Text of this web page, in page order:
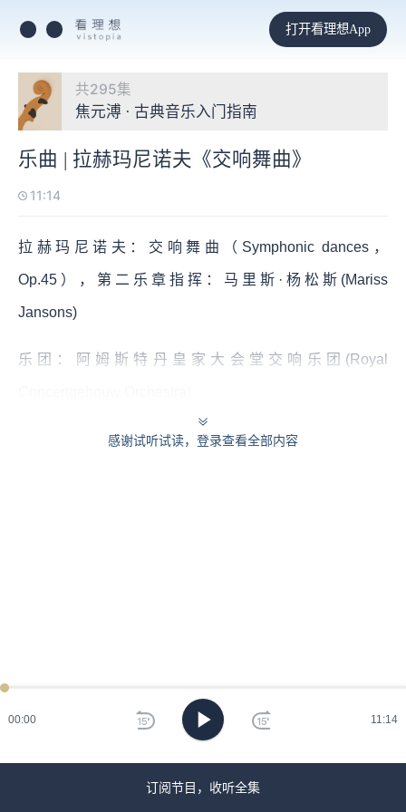
00:00 11:14
打开看理想App
共295集
焦元溥 · 古典音乐入门指南
乐曲 | 拉赫玛尼诺夫《交响舞曲》
11:14
拉赫玛尼诺夫：交响舞曲（Symphonic dances，
Op.45），第二乐章指挥：马里斯·杨松斯(Mariss
Jansons)
乐团：阿姆斯特丹皇家大会堂交响乐团(Royal
感谢试听试读，登录查看全部内容
订阅节目，收听全集